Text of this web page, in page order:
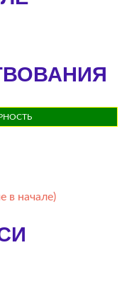
в начале)